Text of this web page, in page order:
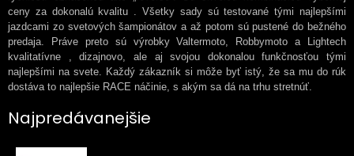
ceny za dokonalú kvalitu . Všetky sady sú testované tými najlepšími
jazdcami zo svetových šampionátov a až potom sú pustené do bežného
predaja. Práve preto sú výrobky Valtermoto, Robbymoto a Lightech
kvalitatívne , dizajnovo, ale aj svojou dokonalou funkčnosťou tými
najlepšími na svete. Každý zákazník si môže byť istý, že sa mu do rúk
dostáva to najlepšie RACE náčinie, s akým sa dá na trhu stretnúť.
Najpredávanejšie